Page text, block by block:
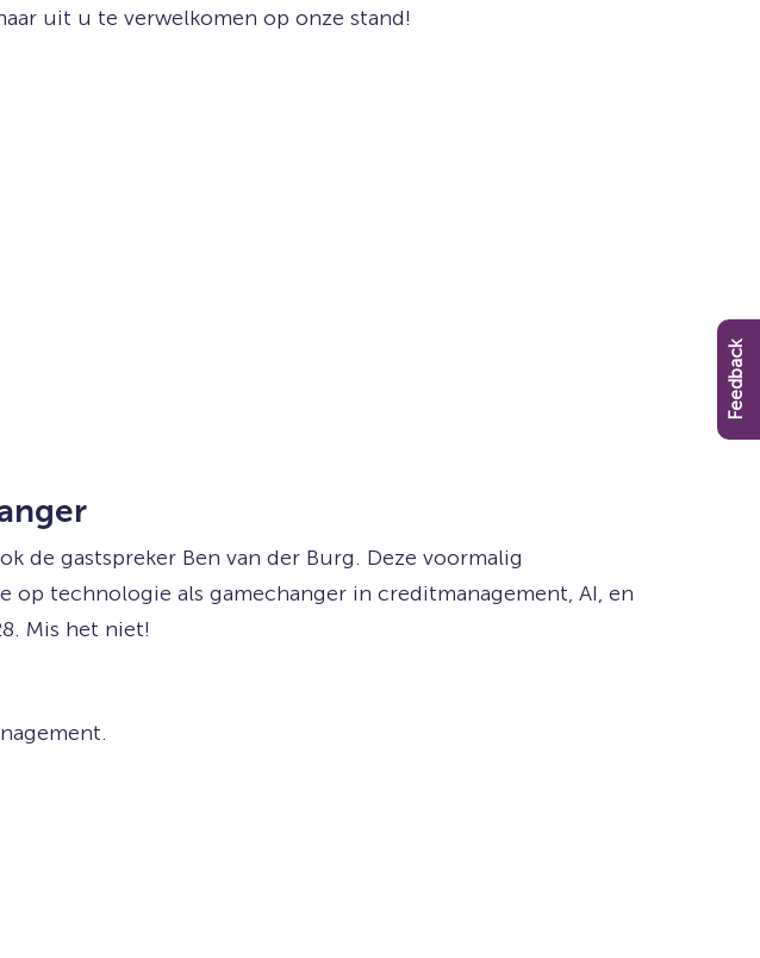
uit u te verwelkomen op onze stand!
de gastspreker Ben van der Burg. Deze voormalig
technologie als gamechanger in creditmanagement, AI, en
Mis het niet!
Feedback